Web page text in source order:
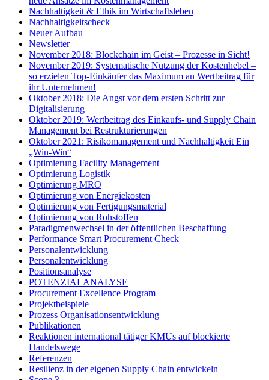
Nachhaltigkeit & Ethik im Wirtschaftsleben
Nachhaltigkeitscheck
Neuer Aufbau
Newsletter
November 2018: Blockchain im Geist – Prozesse in Sicht!
November 2019: Systematische Nutzung der Kostenhebel –
so erzielen Top-Einkäufer das Maximum an Wertbeitrag für
ihr Unternehmen!
Oktober 2018: Die Angst vor dem ersten Schritt zur
Digitalisierung
Oktober 2019: Wertbeitrag des Einkaufs- und Supply Chain
Management bei Restrukturierungen
Oktober 2021: Risikomanagement und Nachhaltigkeit Ein
„Win-Win“
Optimierung Facility Management
Optimierung Logistik
Optimierung MRO
Optimierung von Energiekosten
Optimierung von Fertigungsmaterial
Optimierung von Rohstoffen
Paradigmenwechsel in der öffentlichen Beschaffung
Performance Smart Procurement Check
Personalentwicklung
Personalentwicklung
Positionsanalyse
POTENZIALANALYSE
Procurement Excellence Program
Projektbeispiele
Prozess Organisationsentwicklung
Publikationen
Reaktionen international tätiger KMUs auf blockierte
Handelswege
Referenzen
Resilienz in der eigenen Supply Chain entwickeln